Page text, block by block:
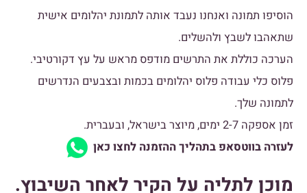
הוסיפו תמונה ואנחנו נעבד אותה לתמונת יהלומים אישית
שתאהבו לשבץ ולהשלים.
הערכה כוללת את התרשים מודפס מראש על עץ דקורטיבי.
פלוס כלי עבודה פלוס יהלומים בכמות ובצבעים הנדרשים
לתמונה שלך.
זמן אספקה 2-7 ימים, מיוצר בישראל, ובעברית.
לעזרה בווטסאפ בתהליך ההזמנה לחצו כאן
מוכן לתליה על הקיר לאחר השיבוץ.